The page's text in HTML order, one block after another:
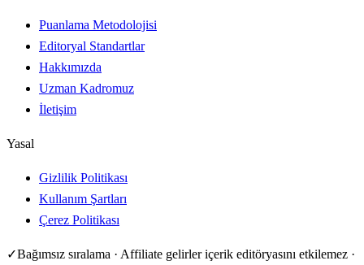
Puanlama Metodolojisi
Editoryal Standartlar
Hakkımızda
Uzman Kadromuz
İletişim
Yasal
Gizlilik Politikası
Kullanım Şartları
Çerez Politikası
✓Bağımsız sıralama · Affiliate gelirler içerik editöryasını etkilemez ·